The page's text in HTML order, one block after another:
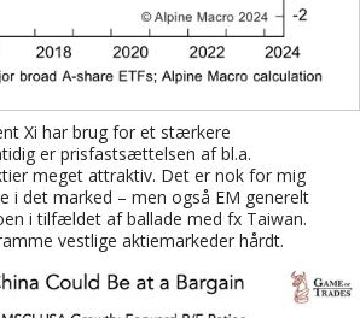
Xi har brug for et stærkere
er prisfastsættelsen af bl.a.
meget attraktiv. Det er nok for mig
i det marked – men også EM generelt
i tilfældet af ballade med fx Taiwan.
vestlige aktiemarkeder hårdt.